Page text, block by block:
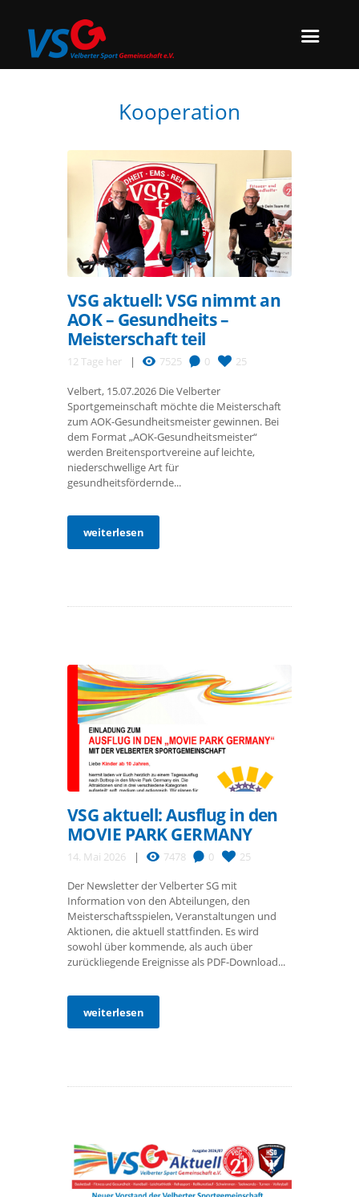
Kooperation
VSG aktuell: VSG nimmt an
AOK – Gesundheits –
Meisterschaft teil
12 Tage her 7525 0 25
Velbert, 15.07.2026 Die Velberter
Sportgemeinschaft möchte die Meisterschaft
zum AOK-Gesundheitsmeister gewinnen. Bei
dem Format „AOK-Gesundheitsmeister“
werden Breitensportvereine auf leichte,
niederschwellige Art für
gesundheitsfördernde...
weiterlesen
VSG aktuell: Ausflug in den
MOVIE PARK GERMANY
14. Mai 2026 7478 0 25
Der Newsletter der Velberter SG mit
Information von den Abteilungen, den
Meisterschaftsspielen, Veranstaltungen und
Aktionen, die aktuell stattfinden. Es wird
sowohl über kommende, als auch über
zurückliegende Ereignisse als PDF-Download...
weiterlesen